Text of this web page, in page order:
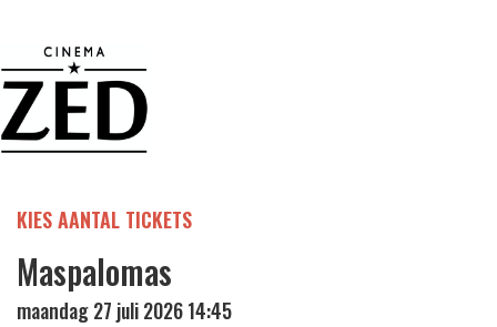
KIES AANTAL TICKETS
Maspalomas
maandag 27 juli 2026 14:45